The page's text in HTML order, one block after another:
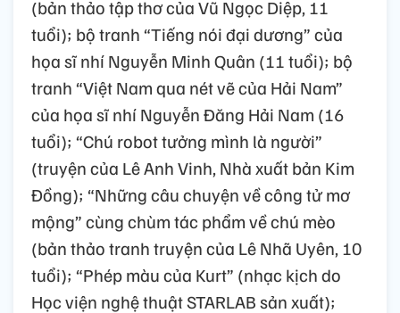
(bản thảo tập thơ của Vũ Ngọc Diệp, 11
tuổi); bộ tranh “Tiếng nói đại dương” của
họa sĩ nhí Nguyễn Minh Quân (11 tuổi); bộ
tranh “Việt Nam qua nét vẽ của Hải Nam”
của họa sĩ nhí Nguyễn Đăng Hải Nam (16
tuổi); “Chú robot tưởng mình là người”
(truyện của Lê Anh Vinh, Nhà xuất bản Kim
Đồng); “Những câu chuyện về công tử mơ
mộng” cùng chùm tác phẩm về chú mèo
(bản thảo tranh truyện của Lê Nhã Uyên, 10
tuổi); “Phép màu của Kurt” (nhạc kịch do
Học viện nghệ thuật STARLAB sản xuất);